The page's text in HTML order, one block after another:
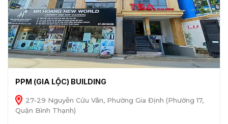
PPM (GIA LỘC) BUILDING
27-29 Nguyễn Cửu Vân, Phường Gia Định (Phường 17,
Quận Bình Thạnh)